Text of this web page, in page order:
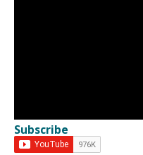
Subscribe